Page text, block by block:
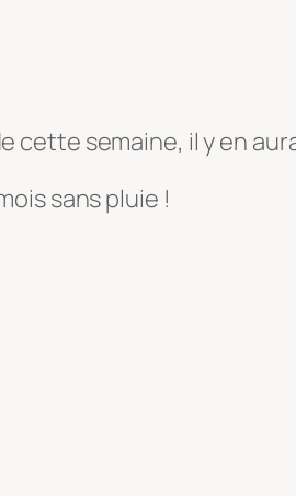
semaine, il y en
sans pluie !